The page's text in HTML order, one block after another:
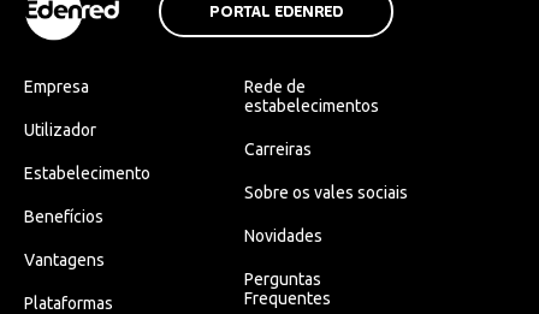
PORTAL EDENRED
Empresa
Utilizador
Estabelecimento
Benefícios
Vantagens
Plataformas
Rede de
estabelecimentos
Carreiras
Sobre os vales sociais
Novidades
Perguntas
Frequentes